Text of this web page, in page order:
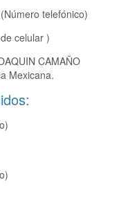
telefónico)
celular )
CAMAÑO
Mexicana.